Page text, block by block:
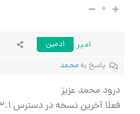
۰
امیر
ادمین
پاسخ بهمحمد
درود محمد عزیز
فعلا آخرین نسخه در دسترس ۸.۳۳.۱ بود که به روزرسانی شد.